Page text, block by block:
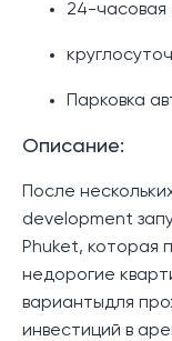
24-часовая
Парковка
Описание:
После
development
Phuket, которая
недорогие
вариантыдля
инвестиций в